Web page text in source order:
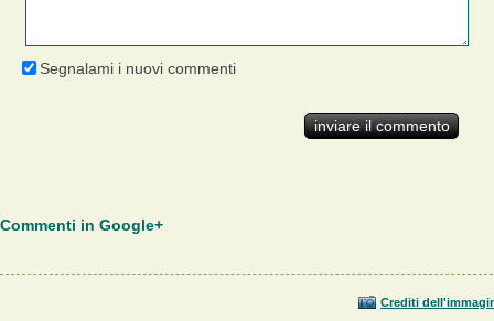
Segnalami i nuovi commenti
Commenti in Google+
Crediti